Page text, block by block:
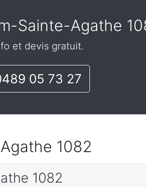
Sainte-Agathe
et devis gratuit.
05 73 27
1082
1082